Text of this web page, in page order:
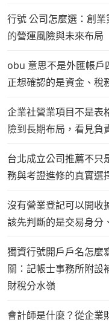
行號 公司怎麼選：創
的營運風險與未來布局
obu 意思不是外匯帳戶
正想確認的是資金、稅
企業社營業項目不是表
險到長期布局，看見負
台北成立公司推薦不只
務與考證進修的真實選
沒有營業登記可以開收
該先判斷的是交易身分
獨資行號開戶戶名怎麼
關：記帳士事務所附設
財稅分水嶺
會計師是什麼？從企業